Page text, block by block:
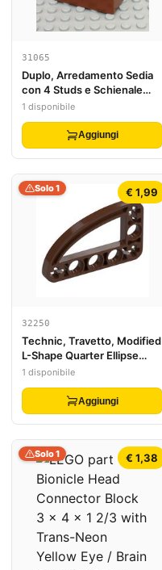
31065
Duplo, Arredamento Sedia
con 4 Studs e Schienale
Arrotondato
1 disponibile
Aggiungi
€ 1,99
Solo 1
32250
Technic, Travetto, Modified
L-Shape Quarter Ellipse
Thin 3 x 5
1 disponibile
Aggiungi
€ 1,38
Solo 1